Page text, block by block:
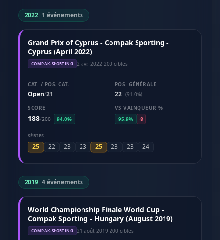
2022| 1 événements
Grand Prix of Cyprus - Compak Sporting -
Cyprus (April 2022)
COMPAK-SPORTING 2 avr. 2022·200 cibles
CAT. / POS. CAT.
Open/21
POS. GÉNÉRALE
22 (91.0%)
SCORE
188/200 94.0%
VS VAINQUEUR %
95.9%
-8
SÉRIES
25 22 23 23 25 23 23 24
2019|4 événements
World Championship Finale World Cup -
Compak Sporting - Hungary (August 2019)
COMPAK-SPORTING 21 août 2019·200 cibles